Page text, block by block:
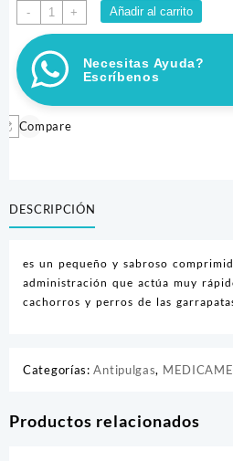
-
CREDELIO
5.5-
11KG
1
TABLETA
cantidad
+ Añadir al carrito
Necesitas Ayuda?
Escríbenos
Compare
DESCRIPCIÓN
es un pequeño y sabroso
administración que actúa muy
cachorros y perros de las
Categorías:Antipulgas,
Productos relacionados